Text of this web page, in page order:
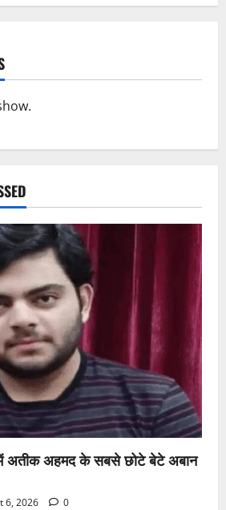
अतीक अहमद के सबसे छोटे बेटे अबान
6, 2026 0